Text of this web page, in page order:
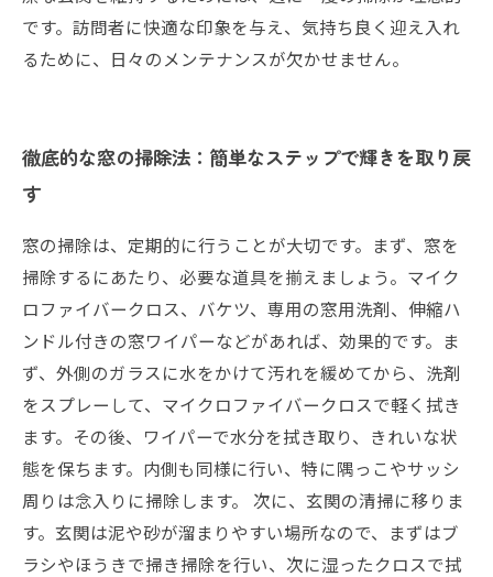
です。訪問者に快適な印象を与え、気持ち良く迎え入れ
るために、日々のメンテナンスが欠かせません。
徹底的な窓の掃除法：簡単なステップで輝きを取り戻
す
窓の掃除は、定期的に行うことが大切です。まず、窓を
掃除するにあたり、必要な道具を揃えましょう。マイク
ロファイバークロス、バケツ、専用の窓用洗剤、伸縮ハ
ンドル付きの窓ワイパーなどがあれば、効果的です。ま
ず、外側のガラスに水をかけて汚れを緩めてから、洗剤
をスプレーして、マイクロファイバークロスで軽く拭き
ます。その後、ワイパーで水分を拭き取り、きれいな状
態を保ちます。内側も同様に行い、特に隅っこやサッシ
周りは念入りに掃除します。 次に、玄関の清掃に移りま
す。玄関は泥や砂が溜まりやすい場所なので、まずはブ
ラシやほうきで掃き掃除を行い、次に湿ったクロスで拭